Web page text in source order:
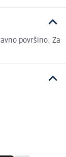
površino. Za